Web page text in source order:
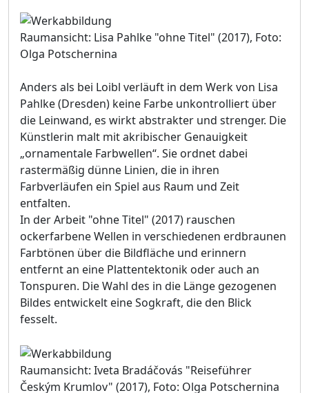
Raumansicht: Lisa Pahlke "ohne Titel" (2017), Foto:
Olga Potschernina
Anders als bei Loibl verläuft in dem Werk von Lisa
Pahlke (Dresden) keine Farbe unkontrolliert über
die Leinwand, es wirkt abstrakter und strenger. Die
Künstlerin malt mit akribischer Genauigkeit
„ornamentale Farbwellen“. Sie ordnet dabei
rastermäßig dünne Linien, die in ihren
Farbverläufen ein Spiel aus Raum und Zeit
entfalten.
In der Arbeit "ohne Titel" (2017) rauschen
ockerfarbene Wellen in verschiedenen erdbraunen
Farbtönen über die Bildfläche und erinnern
entfernt an eine Plattentektonik oder auch an
Tonspuren. Die Wahl des in die Länge gezogenen
Bildes entwickelt eine Sogkraft, die den Blick
fesselt.
Raumansicht: Iveta Bradáčovás "Reiseführer
Českým Krumlov" (2017), Foto: Olga Potschernina